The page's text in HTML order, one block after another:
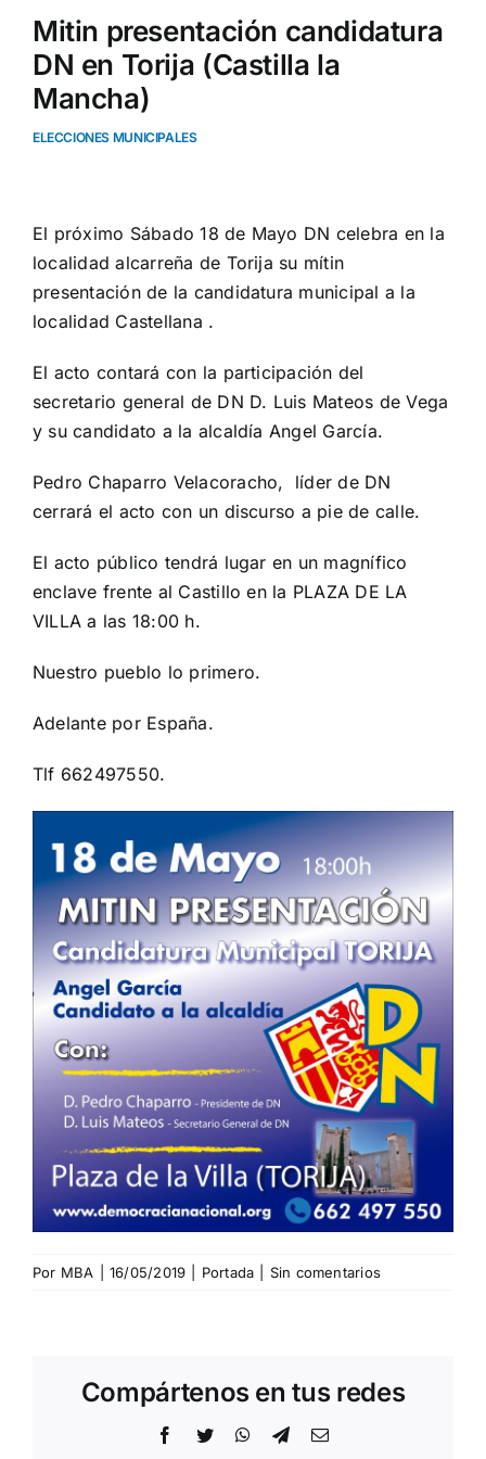
Mitin presentación candidatura
DN en Torija (Castilla la
Mancha)
ELECCIONES MUNICIPALES
El próximo Sábado 18 de Mayo DN celebra en la
localidad alcarreña de Torija su mítin
presentación de la candidatura municipal a la
localidad Castellana .
El acto contará con la participación del
secretario general de DN D. Luis Mateos de Vega
y su candidato a la alcaldía Angel García.
Pedro Chaparro Velacoracho, líder de DN
cerrará el acto con un discurso a pie de calle.
El acto público tendrá lugar en un magnífico
enclave frente al Castillo en la PLAZA DE LA
VILLA a las 18:00 h.
Nuestro pueblo lo primero.
Adelante por España.
Tlf 662497550.
Por MBA 16/05/2019 Portada Sin comentarios
Compártenos en tus redes
Facebook
Twitter WhatsApp
TelegramCorreo